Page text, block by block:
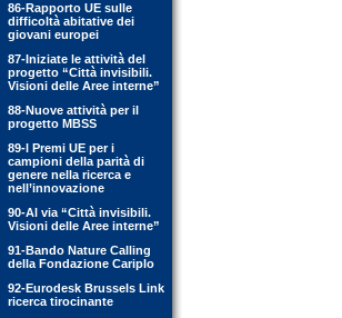
86-Rapporto UE sulle
difficoltà abitative dei
giovani europei
87-Iniziate le attività del
progetto “Città invisibili.
Visioni delle Aree interne”
88-Nuove attività per il
progetto MBSS
89-l Premi UE per i
campioni della parità di
genere nella ricerca e
nell’innovazione
90-Al via “Città invisibili.
Visioni delle Aree interne”
91-Bando Nature Calling
della Fondazione Cariplo
92-Eurodesk Brussels Link
ricerca tirocinante